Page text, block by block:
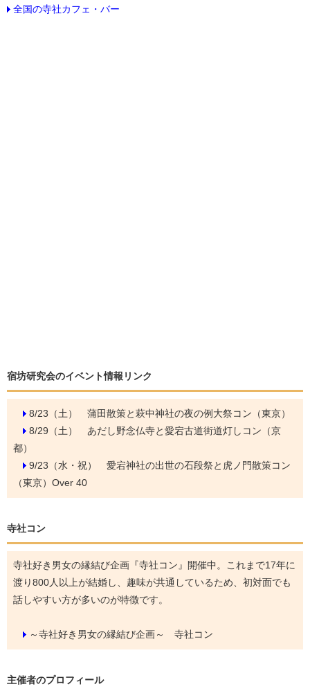
全国の寺社カフェ・バー
宿坊研究会のイベント情報リンク
8/23（土） 蒲田散策と萩中神社の夜の例大祭コン（東京）
8/29（土） あだし野念仏寺と愛宕古道街道灯しコン（京
都）
9/23（水・祝） 愛宕神社の出世の石段祭と虎ノ門散策コン
（東京）Over 40
寺社コン
寺社好き男女の縁結び企画『寺社コン』開催中。これまで17年に
渡り800人以上が結婚し、趣味が共通しているため、初対面でも
話しやすい方が多いのが特徴です。
～寺社好き男女の縁結び企画～ 寺社コン
主催者のプロフィール